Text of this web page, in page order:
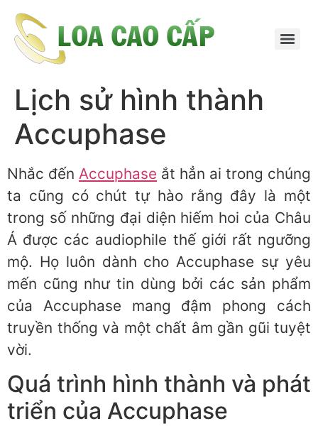
Lịch sử hình thành
Accuphase
Nhắc đến Accuphase ắt hẳn ai trong chúng
ta cũng có chút tự hào rằng đây là một
trong số những đại diện hiếm hoi của Châu
Á được các audiophile thế giới rất ngưỡng
mộ. Họ luôn dành cho Accuphase sự yêu
mến cũng như tin dùng bởi các sản phẩm
của Accuphase mang đậm phong cách
truyền thống và một chất âm gần gũi tuyệt
vời.
Quá trình hình thành và phát
triển của Accuphase